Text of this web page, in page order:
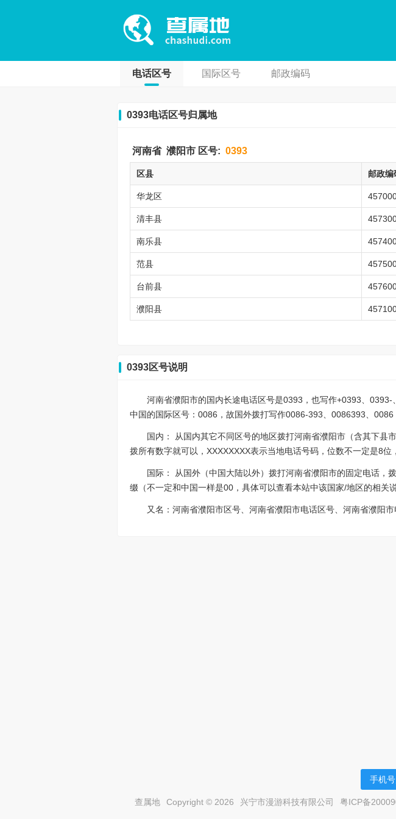
电话区号 国际区号 邮政编码
0393电话区号归属地
河南省 濮阳市 区号: 0393
区县 邮政编
华龙区
清丰县
南乐县
范县
台前县
濮阳县
0393区号说明
河南省濮阳市的国内长途电话区号是0393，也写作+0393、
中国的国际区号：0086，故国外拨打写作0086-393、0086393、
国内： 从国内其它不同区号的地区拨打河南省濮阳市（含其下县
拨所有数字就可以，XXXXXXXX表示当地电话号码，位数不一定是8位
国际： 从国外（中国大陆以外）拨打河南省濮阳市的固定电话，
缀（不一定和中国一样是00，具体可以查看本站中该国家/地区的相关
又名：河南省濮阳市区号、河南省濮阳市电话区号、河南省濮阳
手机
查属地 Copyright © 2026 兴宁市漫游科技有限公司 粤ICP备